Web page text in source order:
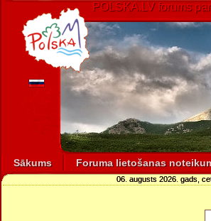
POLSKA.LV forums
Sākums Foruma lietošanas
06. augusts 2026. gads,